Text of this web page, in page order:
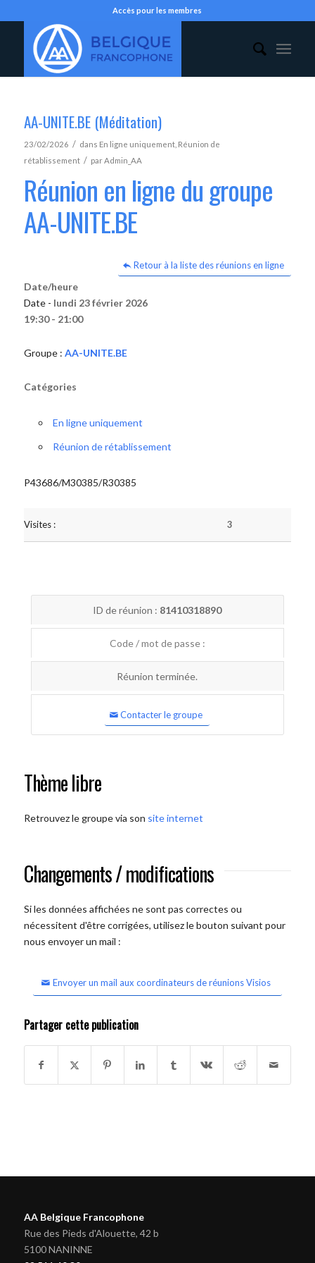
Accès pour les membres
AA-UNITE.BE (Méditation)
23/02/2026 / dans En ligne uniquement, Réunion de
rétablissement / parAdmin_AA
Réunion en ligne du groupe
AA-UNITE.BE
Retour à la liste des réunions en ligne
Date/heure
Date - lundi 23 février 2026
19:30 - 21:00
Groupe : AA-UNITE.BE
Catégories
En ligne uniquement
Réunion de rétablissement
P43686/M30385/R30385
Visites : 3
ID de réunion : 81410318890
Code / mot de passe :
Réunion terminée.
Contacter le groupe
Thème libre
Retrouvez le groupe via son site internet
Changements / modifications
Si les données affichées ne sont pas correctes ou
nécessitent d'être corrigées, utilisez le bouton suivant pour
nous envoyer un mail :
Envoyer un mail aux coordinateurs de réunions Visios
Partager cette publication
AA Belgique Francophone
Rue des Pieds d'Alouette, 42 b
5100 NANINNE